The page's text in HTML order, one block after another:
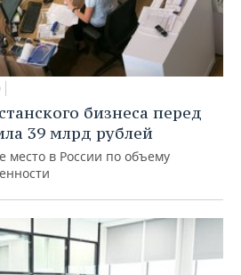
бизнеса перед
39 млрд рублей
место в России по объему